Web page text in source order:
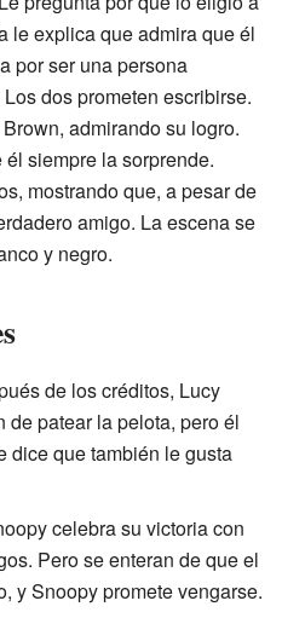
le explica que admira que él
por ser una persona
dos prometen escribirse.
admirando su logro.
siempre la sorprende.
mostrando que, a pesar de
amigo. La escena se
y negro.
de los créditos, Lucy
patear la pelota, pero él
dice que también le gusta
celebra su victoria con
Pero se enteran de que el
y Snoopy promete vengarse.